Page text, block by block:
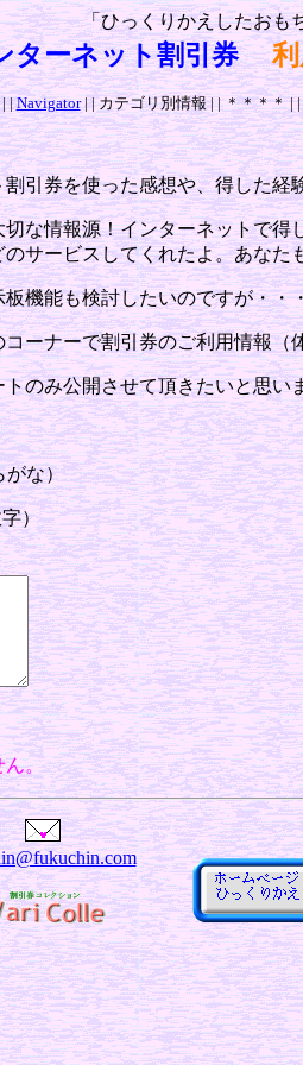
「ひっくりかえしたおも
ターネット割引券
|Navigator| | カテゴリ別情報 | | ＊＊＊＊ |
引券を使った感想や、得した経
な情報源！インターネットで
サービスしてくれたよ。あなた
機能も検討したいのですが・・
ーナーで割引券のご利用情報（
のみ公開させて頂きたいと思い
がな）
）
ん。